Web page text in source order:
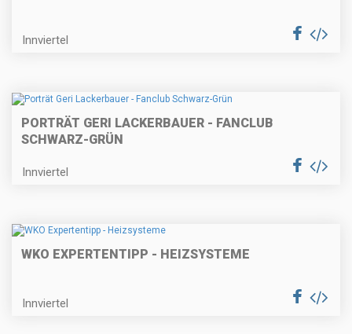
Innviertel
PORTRÄT GERI LACKERBAUER - FANCLUB
SCHWARZ-GRÜN
Innviertel
WKO EXPERTENTIPP - HEIZSYSTEME
Innviertel